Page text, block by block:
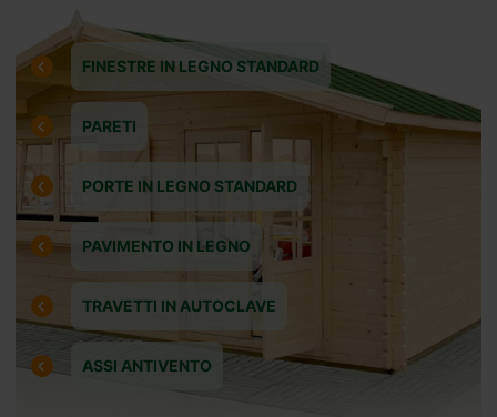
FINESTRE IN LEGNO STANDARD
PARETI
PORTE IN LEGNO STANDARD
PAVIMENTO IN LEGNO
TRAVETTI IN AUTOCLAVE
ASSI ANTIVENTO